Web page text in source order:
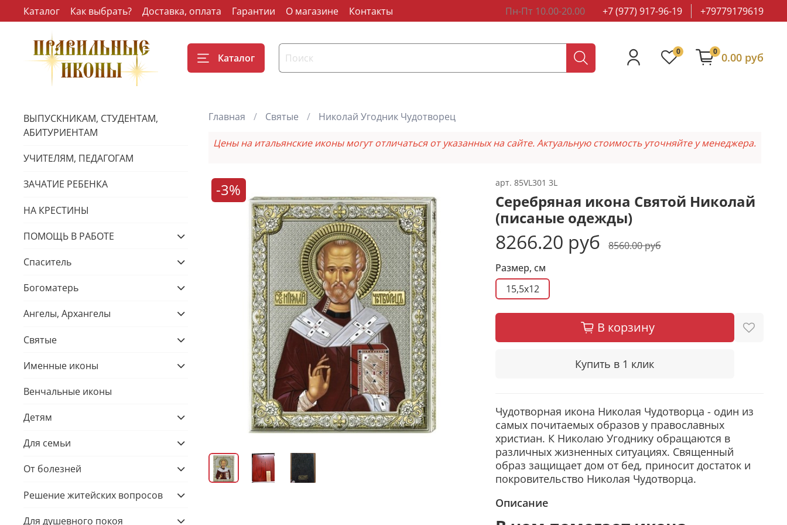
Каталог Как выбрать? Доставка, оплата Гарантии О магазине Контакты Пн-Пт 10.00-20.00 +7 (977) 917-96-19 +79779179619
Каталог
0 0 0.00 руб
Главная Святые Николай Угодник Чудотворец
Цены на итальянские иконы могут отличаться от указанных на сайте. Актуальную стоимость уточняйте у менеджера.
-3% арт. 85VL301 3L
Серебряная икона Святой Николай
(писаные одежды)
8266.20 руб
8560.00 руб
Размер, см
15,5x12
В корзину
Купить в 1 клик
Чудотворная икона Николая Чудотворца - один из
самых почитаемых образов у православных
христиан. К Николаю Угоднику обращаются в
различных жизненных ситуациях. Священный
образ защищает дом от бед, приносит достаток и
покровительство Николая Чудотворца.
Описание
ВЫПУСКНИКАМ, СТУДЕНТАМ,
АБИТУРИЕНТАМ
УЧИТЕЛЯМ, ПЕДАГОГАМ
ЗАЧАТИЕ РЕБЕНКА
НА КРЕСТИНЫ
ПОМОЩЬ В РАБОТЕ
Спаситель
Богоматерь
Ангелы, Архангелы
Святые
Именные иконы
Венчальные иконы
Детям
Для семьи
От болезней
Решение житейских вопросов
Для душевного покоя